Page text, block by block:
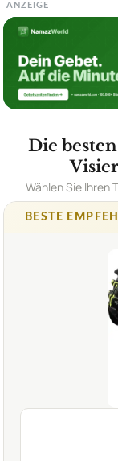
ANZEIGE
Die
Wählen Sie Ihren
BESTE